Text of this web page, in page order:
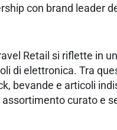
con brand leader
Retail si riflette in
di elettronica. Tra
bevande e articoli
curato e